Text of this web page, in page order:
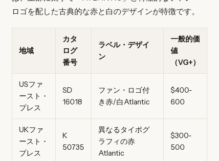
ロゴを配した古典的な赤と白のデザインが特徴です。
地域
カタ
ログ
番号
ラベル・デザイ
ン
一般的価
値
（VG+）
USファ
ースト・
プレス
SD
16018
ファン・ロゴ付
き赤/白Atlantic
$400-
600
UKファ
ースト・
プレス
K
50735
異なるタイポグ
ラフィの赤
Atlantic
$300-
500